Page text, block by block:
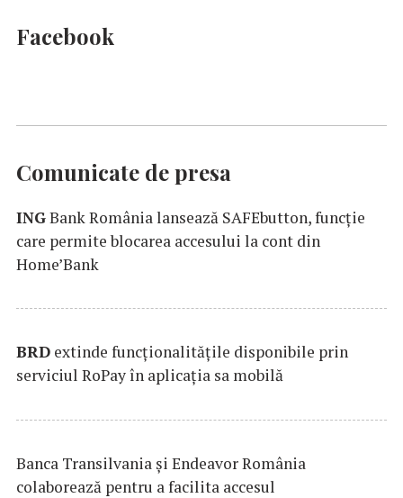
Facebook
Comunicate de presa
INGBank România lansează SAFEbutton, funcţie
care permite blocarea accesului la cont din
Home’Bank
BRD extinde funcţionalităţile disponibile prin
serviciul RoPay în aplicaţia sa mobilă
Banca Transilvania şi Endeavor România
colaborează pentru a facilita accesul